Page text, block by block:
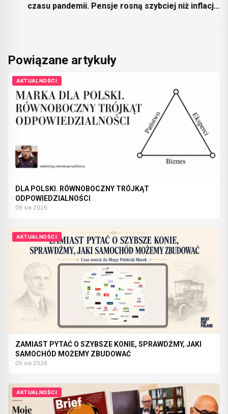
czasu pandemii. Pensje rosną szybciej niż inflacja,
Powiązane artykuły
AKTUALNOŚCI
DLA POLSKI. RÓWNOBOCZNY TRÓJKĄT
ODPOWIEDZIALNOŚCI
06 sie 2026
AKTUALNOŚCI
ZAMIAST PYTAĆ O SZYBSZE KONIE, SPRAWDŹMY, JAKI
SAMOCHÓD MOŻEMY ZBUDOWAĆ
05 sie 2026
AKTUALNOŚCI